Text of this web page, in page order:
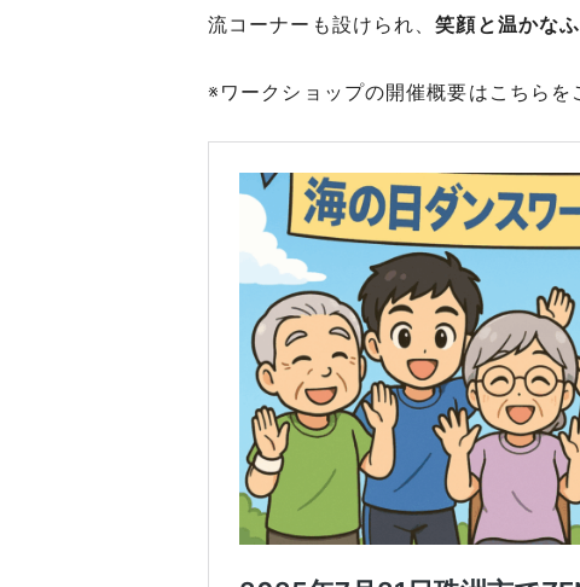
流コーナーも設けられ、笑顔と温かな
※ワークショップの開催概要はこちらを